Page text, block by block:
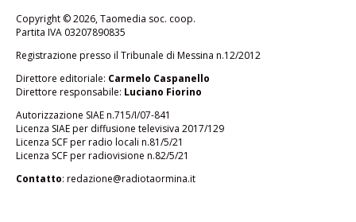
Da Taormina a Gaggi parte il bus
comprensoriale con dieci corse
al giorno
diRedazione Settembre 24, 2025
CULTURA & SPETTACOLI